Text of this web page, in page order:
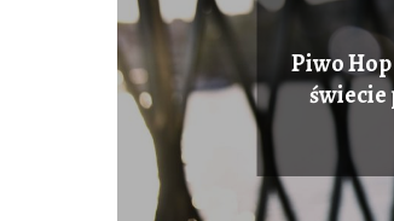
Piwo
świecie